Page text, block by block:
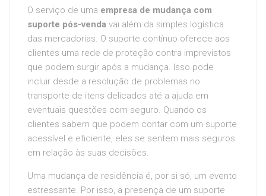
O serviço de uma empresa de mudança com
suporte pós-venda vai além da simples logística
das mercadorias. O suporte contínuo oferece aos
clientes uma rede de proteção contra imprevistos
que podem surgir após a mudança. Isso pode
incluir desde a resolução de problemas no
transporte de itens delicados até a ajuda em
eventuais questões com seguro. Quando os
clientes sabem que podem contar com um suporte
acessível e eficiente, eles se sentem mais seguros
em relação às suas decisões.
Uma mudança de residência é, por si só, um evento
estressante. Por isso, a presença de um suporte